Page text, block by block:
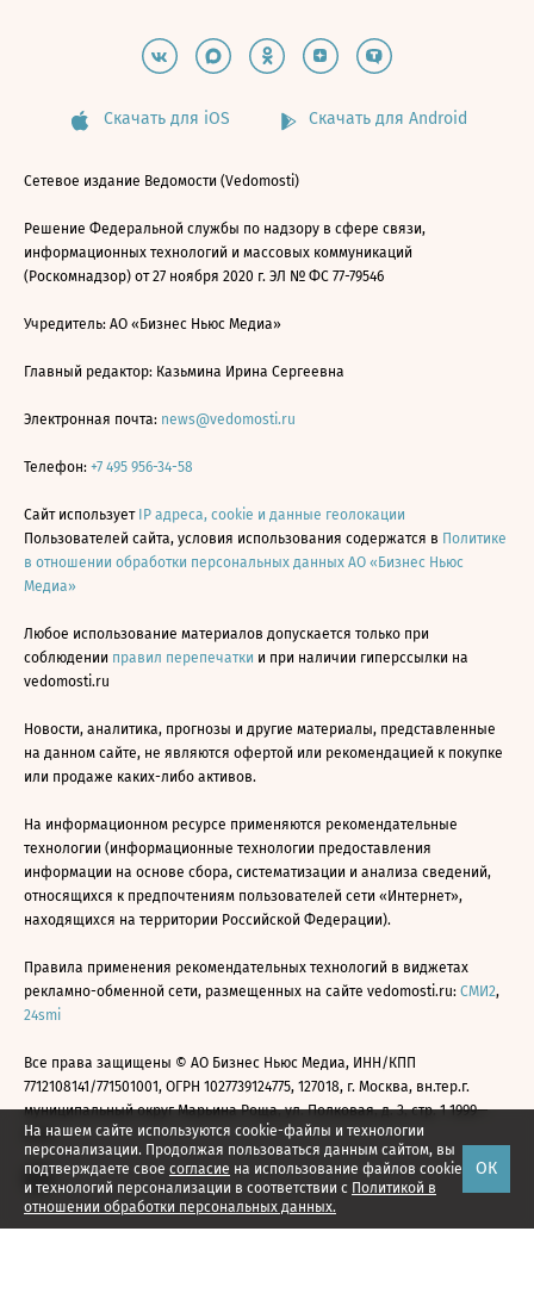
На нашем сайте используются cookie-файлы и технологии
персонализации. Продолжая пользоваться данным сайтом, вы
подтверждаете свое согласие на использование файлов cookie
и технологий персонализации в соответствии с Политикой в
отношении обработки персональных данных.
ОК
Скачать для iOS Скачать для Android
Сетевое издание Ведомости (Vedomosti)
Решение Федеральной службы по надзору в сфере связи,
информационных технологий и массовых коммуникаций
(Роскомнадзор) от 27 ноября 2020 г. ЭЛ № ФС 77-79546
Учредитель: АО «Бизнес Ньюс Медиа»
Главный редактор: Казьмина Ирина Сергеевна
Электронная почта: news@vedomosti.ru
Телефон: +7 495 956-34-58
Сайт использует IP адреса, cookie и данные геолокации
Пользователей сайта, условия использования содержатся в Политике
в отношении обработки персональных данных АО «Бизнес Ньюс
Медиа»
Любое использование материалов допускается только при
соблюдении правил перепечатки и при наличии гиперссылки на
vedomosti.ru
Новости, аналитика, прогнозы и другие материалы, представленные
на данном сайте, не являются офертой или рекомендацией к покупке
или продаже каких-либо активов.
На информационном ресурсе применяются рекомендательные
технологии (информационные технологии предоставления
информации на основе сбора, систематизации и анализа сведений,
относящихся к предпочтениям пользователей сети «Интернет»,
находящихся на территории Российской Федерации).
Правила применения рекомендательных технологий в виджетах
рекламно-обменной сети, размещенных на сайте vedomosti.ru: СМИ2,
24smi
Все права защищены © АО Бизнес Ньюс Медиа, ИНН/КПП
7712108141/771501001, ОГРН 1027739124775, 127018, г. Москва, вн.тер.г.
муниципальный округ Марьина Роща, ул. Полковая, д. 3, стр. 1 1999—
2026